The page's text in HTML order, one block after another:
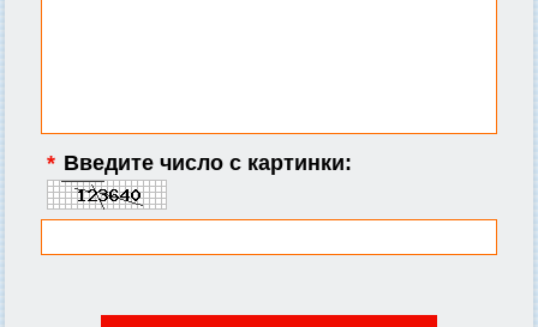
* Введите число с картинки: